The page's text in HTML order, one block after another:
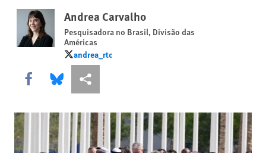
Andrea Carvalho
Pesquisadora no Brasil, Divisão das
Américas
andrea_rtc
andrea_rtc
Share this via Facebook
Share this via Bluesky
Share this via Compartilhar